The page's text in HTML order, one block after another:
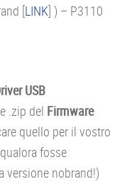
[LINK] ) – P3110
USB
.zip del Firmware
quello per il vostro
fosse
versione nobrand!)